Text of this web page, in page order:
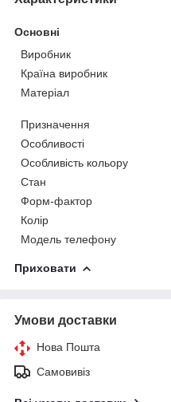
Основні
Виробник
Країна виробник
Матеріал
Призначення
Особливості
Особливість кольору
Стан
Форм-фактор
Колір
Модель телефону
Приховати
Умови доставки
Нова Пошта
Самовивіз